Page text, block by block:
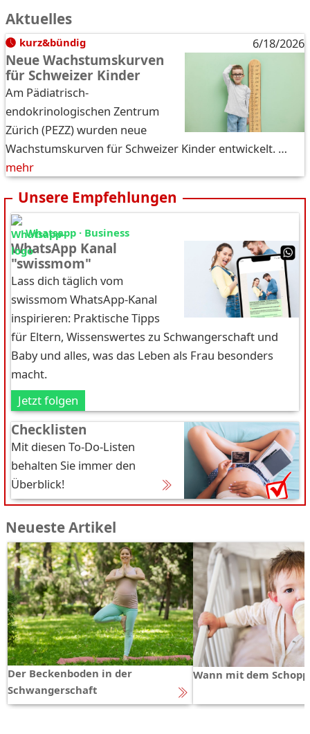
Aktuelles
kurz&bündig 6/18/2026
Neue Wachstumskurven
für Schweizer Kinder
Am Pädiatrisch-
endokrinologischen Zentrum
Zürich (PEZZ) wurden neue
Wachstumskurven für Schweizer Kinder entwickelt. …
mehr
Unsere Empfehlungen
Whatsapp · Business
WhatsApp Kanal
"swissmom"
Lass dich täglich vom
swissmom WhatsApp-Kanal
inspirieren: Praktische Tipps
für Eltern, Wissenswertes zu Schwangerschaft und
Baby und alles, was das Leben als Frau besonders
macht.
Jetzt folgen
Checklisten
Mit diesen To-Do-Listen
behalten Sie immer den
Überblick!
Neueste Artikel
Der Beckenboden in der
Schwangerschaft
Wann mit dem